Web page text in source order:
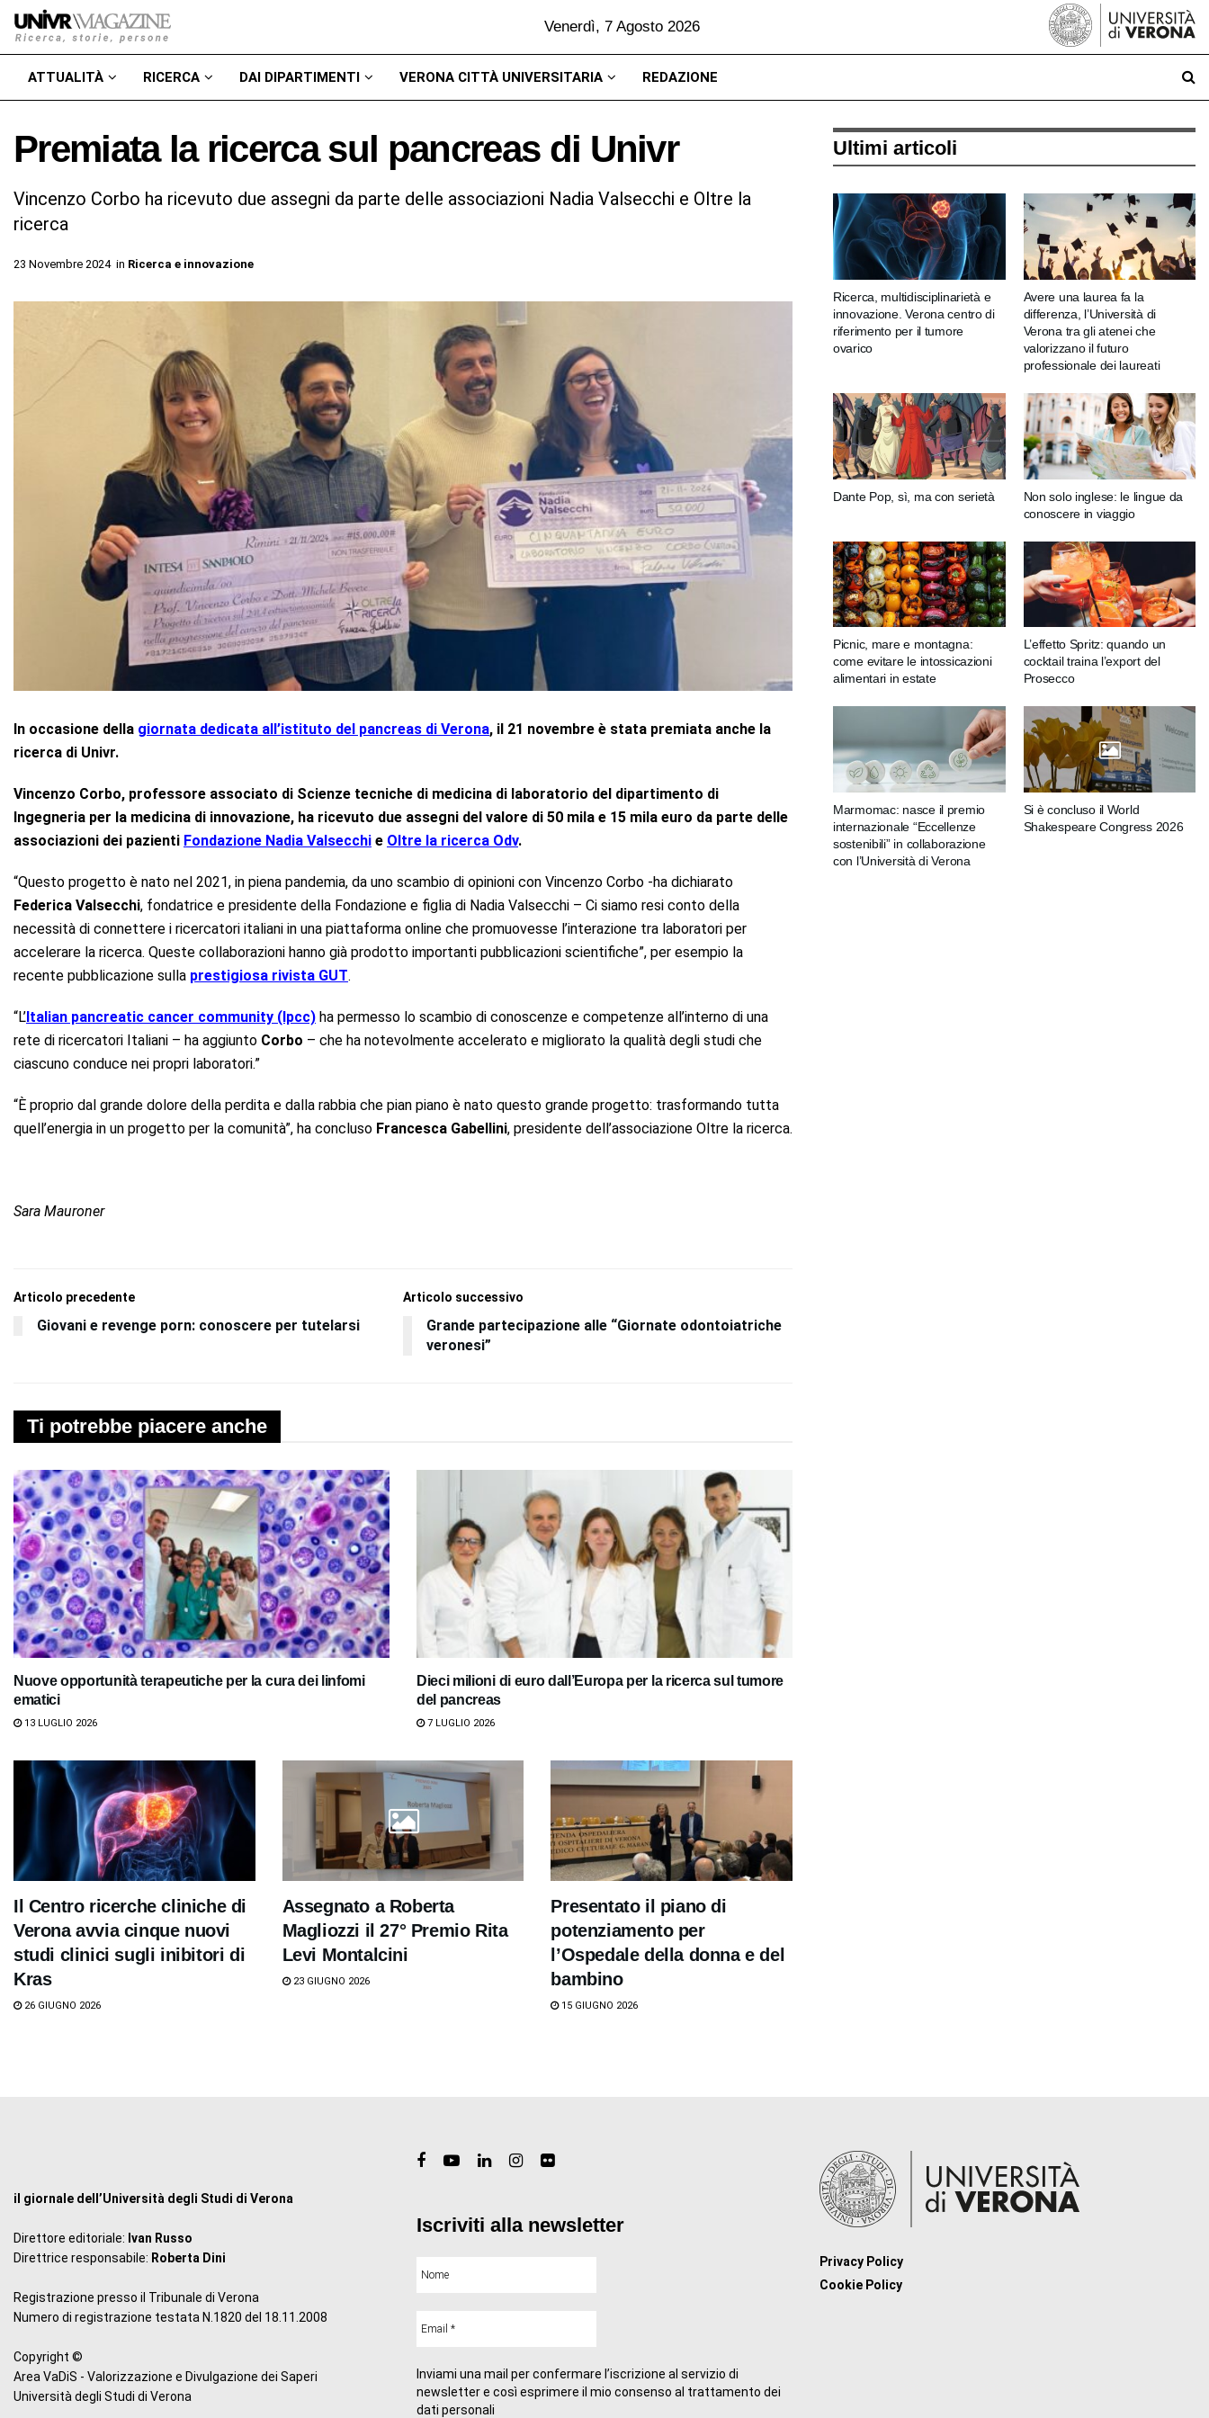
Venerdì, 7 Agosto 2026
ATTUALITÀ RICERCA DAI DIPARTIMENTI VERONA CITTÀ UNIVERSITARIA REDAZIONE
Premiata la ricerca sul pancreas di Univr
Vincenzo Corbo ha ricevuto due assegni da parte delle associazioni Nadia Valsecchi e Oltre la
ricerca
23 Novembre 2024 in Ricerca e innovazione
In occasione della giornata dedicata all’istituto del pancreas di Verona, il 21 novembre è stata premiata anche la
ricerca di Univr.
Vincenzo Corbo, professore associato di Scienze tecniche di medicina di laboratorio del dipartimento di
Ingegneria per la medicina di innovazione, ha ricevuto due assegni del valore di 50 mila e 15 mila euro da parte delle
associazioni dei pazienti Fondazione Nadia Valsecchi e Oltre la ricerca Odv.
“Questo progetto è nato nel 2021, in piena pandemia, da uno scambio di opinioni con Vincenzo Corbo -ha dichiarato
Federica Valsecchi, fondatrice e presidente della Fondazione e figlia di Nadia Valsecchi – Ci siamo resi conto della
necessità di connettere i ricercatori italiani in una piattaforma online che promuovesse l’interazione tra laboratori per
accelerare la ricerca. Queste collaborazioni hanno già prodotto importanti pubblicazioni scientifiche”, per esempio la
recente pubblicazione sulla prestigiosa rivista GUT.
“L’Italian pancreatic cancer community (Ipcc) ha permesso lo scambio di conoscenze e competenze all’interno di una
rete di ricercatori Italiani – ha aggiunto Corbo – che ha notevolmente accelerato e migliorato la qualità degli studi che
ciascuno conduce nei propri laboratori.”
“È proprio dal grande dolore della perdita e dalla rabbia che pian piano è nato questo grande progetto: trasformando tutta
quell’energia in un progetto per la comunità”, ha concluso Francesca Gabellini, presidente dell’associazione Oltre la ricerca.
Sara Mauroner
Articolo precedente
Giovani e revenge porn: conoscere per tutelarsi
Articolo successivo
Grande partecipazione alle “Giornate odontoiatriche
veronesi”
Ti potrebbe piacere anche
Nuove opportunità terapeutiche per la cura dei linfomi
ematici
13 LUGLIO 2026
Dieci milioni di euro dall’Europa per la ricerca sul tumore
del pancreas
7 LUGLIO 2026
Il Centro ricerche cliniche di
Verona avvia cinque nuovi
studi clinici sugli inibitori di
Kras
26 GIUGNO 2026
Assegnato a Roberta
Magliozzi il 27° Premio Rita
Levi Montalcini
23 GIUGNO 2026
Presentato il piano di
potenziamento per
l’Ospedale della donna e del
bambino
15 GIUGNO 2026
Ultimi articoli
Ricerca, multidisciplinarietà e
innovazione. Verona centro di
riferimento per il tumore
ovarico
Avere una laurea fa la
differenza, l’Università di
Verona tra gli atenei che
valorizzano il futuro
professionale dei laureati
Dante Pop, sì, ma con serietà
Non solo inglese: le lingue da
conoscere in viaggio
Picnic, mare e montagna:
come evitare le intossicazioni
alimentari in estate
L’effetto Spritz: quando un
cocktail traina l’export del
Prosecco
Marmomac: nasce il premio
internazionale “Eccellenze
sostenibili” in collaborazione
con l’Università di Verona
Si è concluso il World
Shakespeare Congress 2026
il giornale dell’Università degli Studi di Verona
Direttore editoriale: Ivan Russo
Direttrice responsabile: Roberta Dini
Registrazione presso il Tribunale di Verona
Numero di registrazione testata N.1820 del 18.11.2008
Copyright ©
Area VaDiS - Valorizzazione e Divulgazione dei Saperi
Università degli Studi di Verona
Iscriviti alla newsletter
Inviami una mail per confermare l’iscrizione al servizio di
newsletter e così esprimere il mio consenso al trattamento dei
dati personali
Privacy Policy
Cookie Policy